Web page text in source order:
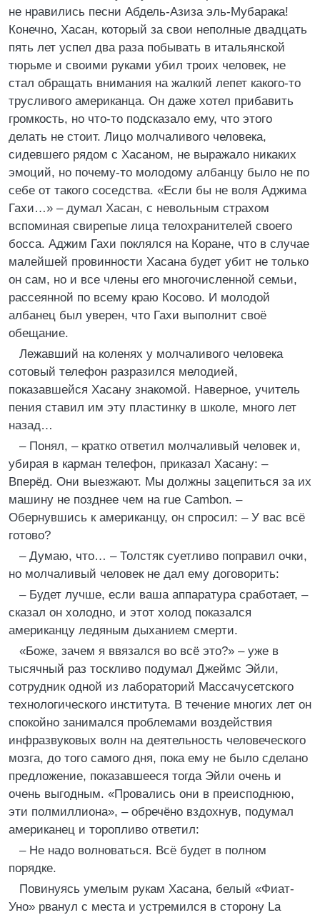
не нравились песни Абдель-Азиза эль-Мубарака!
Конечно, Хасан, который за свои неполные двадцать
пять лет успел два раза побывать в итальянской
тюрьме и своими руками убил троих человек, не
стал обращать внимания на жалкий лепет какого-то
трусливого американца. Он даже хотел прибавить
громкость, но что-то подсказало ему, что этого
делать не стоит. Лицо молчаливого человека,
сидевшего рядом с Хасаном, не выражало никаких
эмоций, но почему-то молодому албанцу было не по
себе от такого соседства. «Если бы не воля Аджима
Гахи…» – думал Хасан, с невольным страхом
вспоминая свирепые лица телохранителей своего
босса. Аджим Гахи поклялся на Коране, что в случае
малейшей провинности Хасана будет убит не только
он сам, но и все члены его многочисленной семьи,
рассеянной по всему краю Косово. И молодой
албанец был уверен, что Гахи выполнит своё
обещание.
Лежавший на коленях у молчаливого человека
сотовый телефон разразился мелодией,
показавшейся Хасану знакомой. Наверное, учитель
пения ставил им эту пластинку в школе, много лет
назад…
– Понял, – кратко ответил молчаливый человек и,
убирая в карман телефон, приказал Хасану: –
Вперёд. Они выезжают. Мы должны зацепиться за их
машину не позднее чем на rue Cambon. –
Обернувшись к американцу, он спросил: – У вас всё
готово?
– Думаю, что… – Толстяк суетливо поправил очки,
но молчаливый человек не дал ему договорить:
– Будет лучше, если ваша аппаратура сработает, –
сказал он холодно, и этот холод показался
американцу ледяным дыханием смерти.
«Боже, зачем я ввязался во всё это?» – уже в
тысячный раз тоскливо подумал Джеймс Эйли,
сотрудник одной из лабораторий Массачусетского
технологического института. В течение многих лет он
спокойно занимался проблемами воздействия
инфразвуковых волн на деятельность человеческого
мозга, до того самого дня, пока ему не было сделано
предложение, показавшееся тогда Эйли очень и
очень выгодным. «Провались они в преисподнюю,
эти полмиллиона», – обречёно вздохнув, подумал
американец и торопливо ответил:
– Не надо волноваться. Всё будет в полном
порядке.
Повинуясь умелым рукам Хасана, белый «Фиат-
Уно» рванул с места и устремился в сторону La